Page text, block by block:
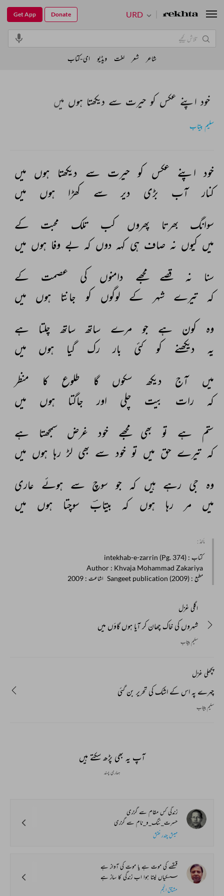
خود اپنے عکس کو حیرت سے دیکھتا ہوں میں
سلیم بیتاب
خود اپنے عکس کو حیرت سے دیکھتا ہوں میں
کنار
آب بڑی دیر سے کھڑا ہوں میں
سوانگ بھرتا پھروں کب تلک محبت
کے
میں کیوں نہ صاف ہی کہہ دوں کہ بے وفا ہوں میں
سنا نہ قصے مجھے دامنوں کی عصمت
کے
کہ
تیرے شہر کے لوگوں کو جانتا ہوں میں
وہ کون ہے جو مرے ساتھ ساتھ چلتا
ہے
یہ
دیکھنے کو کئی بار رک گیا ہوں میں
میں آج دیکھ سکوں گا طلوع کا
منظر
کہ
رات بیت چلی اور جاگتا ہوں میں
ستم ہے تو بھی مجھے خود غرض سمجھتا
ہے
کہ تیرے حق میں تو خود سے بھی لڑ رہا ہوں میں
وہ جی رہے ہیں کہ جو سوچ سے ہوئے عاری
میں مر رہا ہوں کہ بیتابؔ سوچتا ہوں میں
مأخذ :
کتاب : intekhab-e-zarrin (Pg. 374)
Author : Khvaja Mohammad Zakariya
مطبع : Sangeet publication (2009) اشاعت : 2009
اگلی غزل
شہروں کی خاک چھان کر آیا ہوں گاؤں میں
سلیم بیتاب
پچھلی غزل
چہرے پہ اس کے اشک کی تحریر بن گئی
سلیم بیتاب
آپ یہ بھی پڑھ سکتے ہیں
ہماری پسند
زندگی کس مقام سے گزری
حسرت_ننگ_و_نام سے گزری
مہیش چندر نقش
قہقہے کی موت ہے یا موت کی آواز ہے
سسکیاں لیتا ہوا اب زندگی کا ساز ہے
مشتاق انجم
URD
Get App Donate
شاعر شعر لغت ویڈیو ای-کتاب